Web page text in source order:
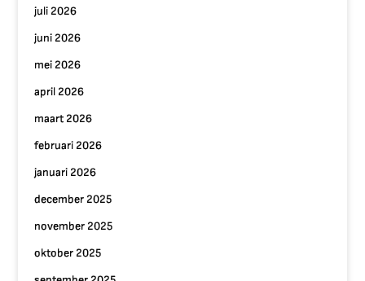
juli 2026
juni 2026
mei 2026
april 2026
maart 2026
februari 2026
januari 2026
december 2025
november 2025
oktober 2025